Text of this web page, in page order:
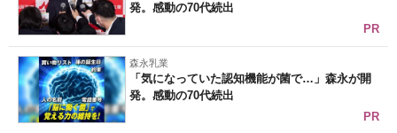
発。感動の70代続出
PR
森永乳業
「気になっていた認知機能が菌で…」森永が開
発。感動の70代続出
PR